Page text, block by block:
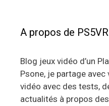
A propos de PS5VR
Blog jeux vidéo d’un
Psone, je partage
vidéo avec des tests,
actualités à propos